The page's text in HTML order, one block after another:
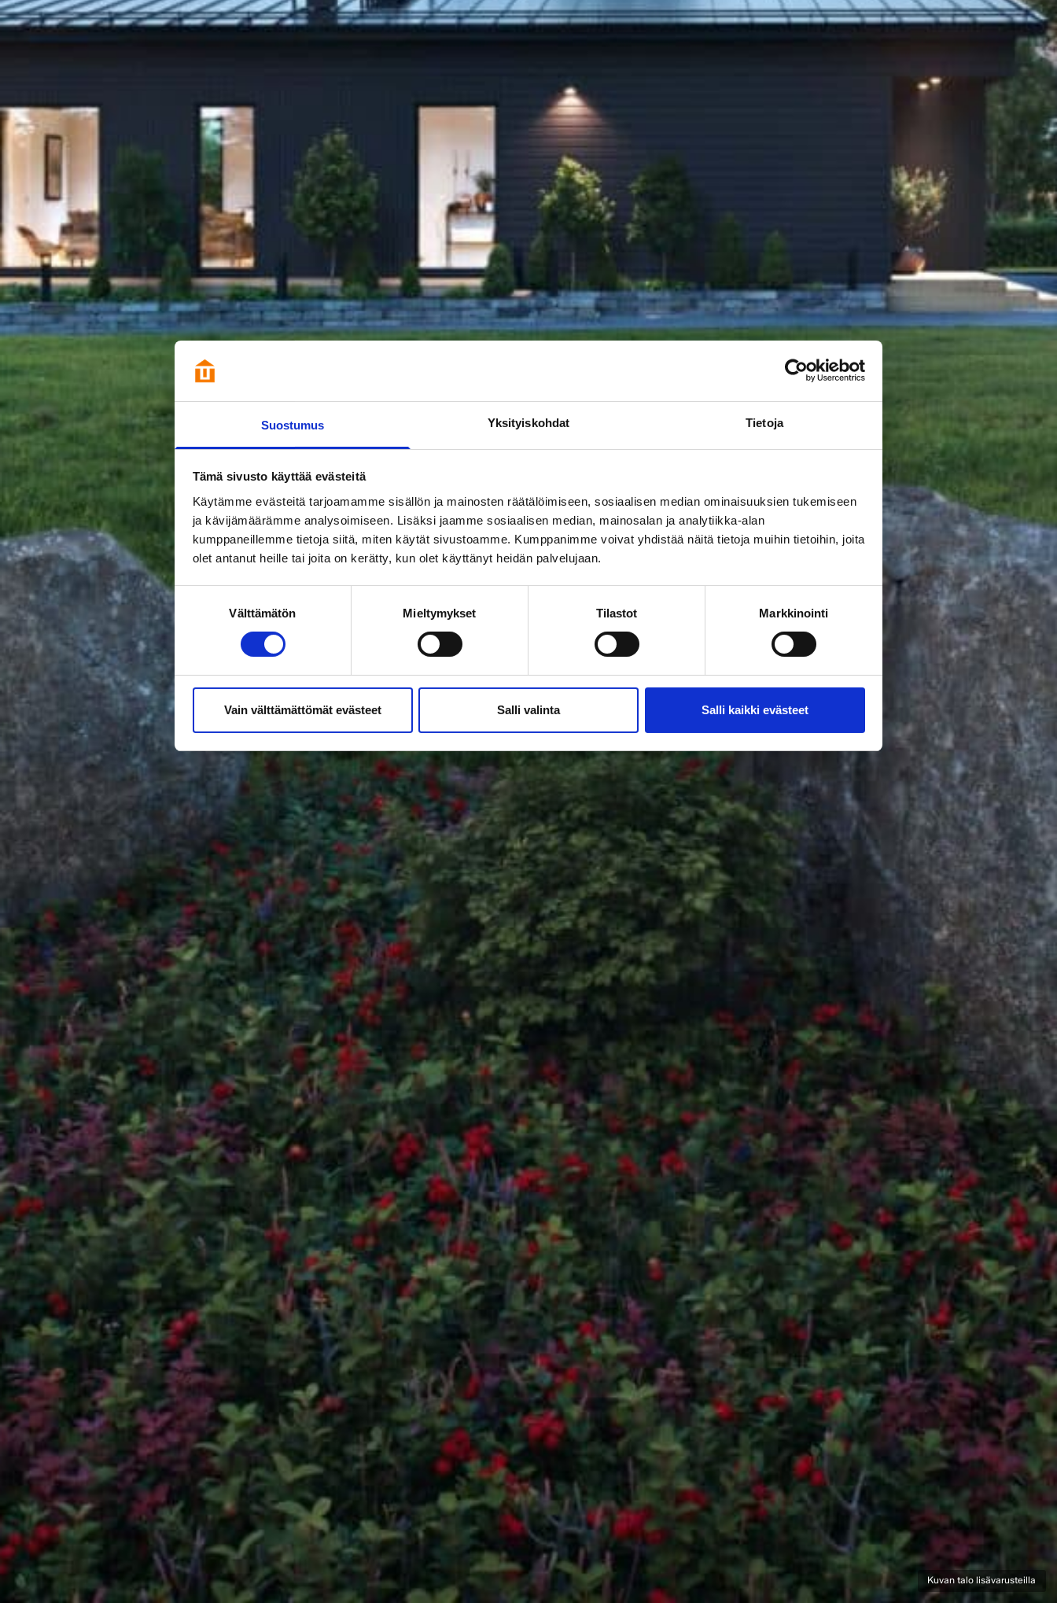
Suostumus Yksityiskohdat Tietoja
Tämä sivusto käyttää evästeitä
Käytämme evästeitä tarjoamamme sisällön ja mainosten räätälöimiseen, sosiaalisen median ominaisuuksien tukemiseen
ja kävijämäärämme analysoimiseen. Lisäksi jaamme sosiaalisen median, mainosalan ja analytiikka-alan
kumppaneillemme tietoja siitä, miten käytät sivustoamme. Kumppanimme voivat yhdistää näitä tietoja muihin tietoihin, joita
olet antanut heille tai joita on kerätty, kun olet käyttänyt heidän palvelujaan.
Suostumuksen
Välttämätön Mieltymykset Tilastot Markkinointi
Vain välttämättömät evästeet Salli valinta Salli kaikki evästeet
Kuvan talo lisävarusteilla